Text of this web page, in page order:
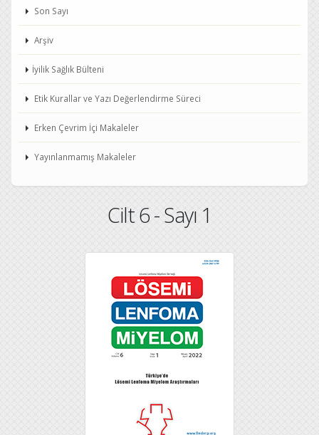
Son Sayı
Arşiv
İyilik Sağlık Bülteni
Etik Kurallar ve Yazı Değerlendirme Süreci
Erken Çevrim İçi Makaleler
Yayınlanmamış Makaleler
Cilt 6 - Sayı 1